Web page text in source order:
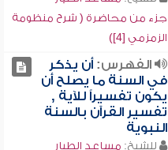
جزء من محاضرة ( شرح منظومة
الزمزمي [4])
الفهرس:أن يذكر
في السنة ما يصلح أن
يكون تفسيراً للآية ,
تفسير القرآن بالسنة
النبوية
للشيخ: مساعد الطيار